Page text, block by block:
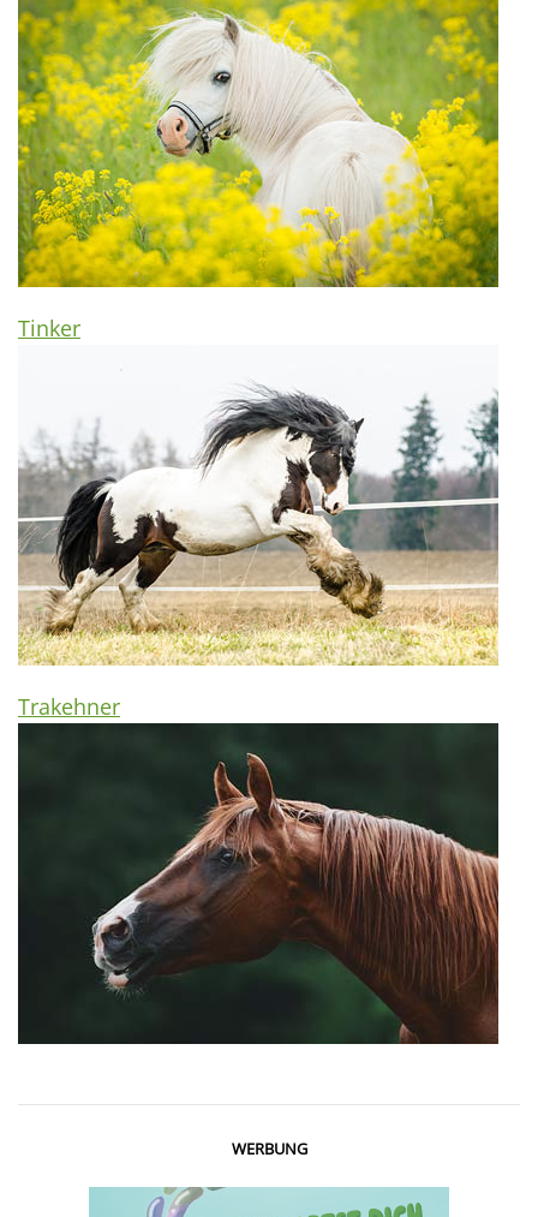
Tinker
Trakehner
WERBUNG